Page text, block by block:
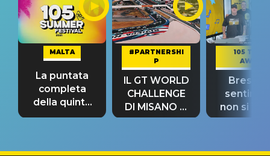
MALTA
La puntata
completa
della quinta
tappa
#PARTNERSHI
P
IL GT WORLD
CHALLENGE
DI MISANO si
riconferma
105 TAKE
AWAY
Bresh:
non si
fino alla